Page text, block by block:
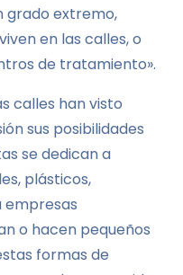
grado extremo,
en las calles, o
de tratamiento».
calles han visto
sus posibilidades
se dedican a
plásticos,
empresas
o hacen pequeños
formas de